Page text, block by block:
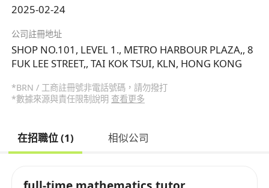
2025-02-24
公司註冊地址
SHOP NO.101, LEVEL 1., METRO HARBOUR PLAZA,, 8
FUK LEE STREET,, TAI KOK TSUI, KLN, HONG KONG
*BRN / 工商註冊號非電話號碼，請勿撥打
*數據來源與責任限制說明 查看更多
在招職位 (1) 相似公司